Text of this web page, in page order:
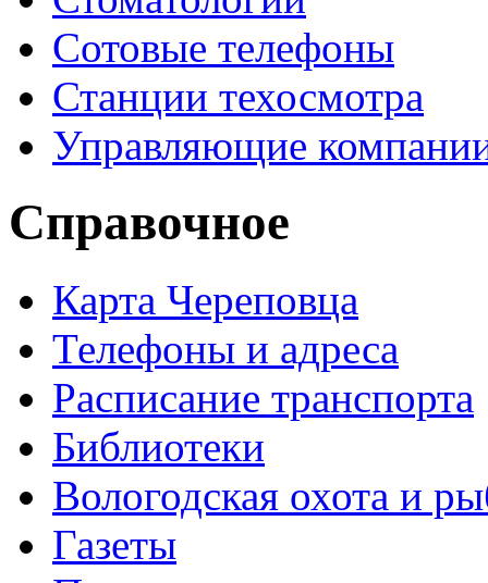
Сотовые телефоны
Станции техосмотра
Управляющие
Справочное
Карта Череповца
Телефоны и адреса
Расписание транспорта
Библиотеки
Вологодская охота и
Газеты